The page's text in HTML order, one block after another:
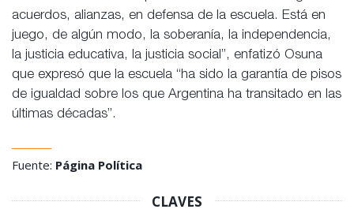
acuerdos, alianzas, en defensa de la escuela. Está en
juego, de algún modo, la soberanía, la independencia,
la justicia educativa, la justicia social”, enfatizó Osuna
que expresó que la escuela “ha sido la garantía de pisos
de igualdad sobre los que Argentina ha transitado en las
últimas décadas”.
Fuente: Página Política
CLAVES